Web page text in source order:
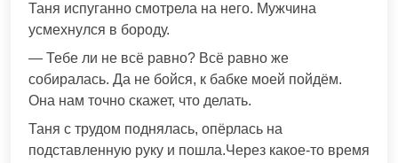
Таня испуганно смотрела на него. Мужчина
усмехнулся в бороду.
— Тебе ли не всё равно? Всё равно же
собиралась. Да не бойся, к бабке моей пойдём.
Она нам точно скажет, что делать.
Таня с трудом поднялась, опёрлась на
подставленную руку и пошла.Через какое-то время